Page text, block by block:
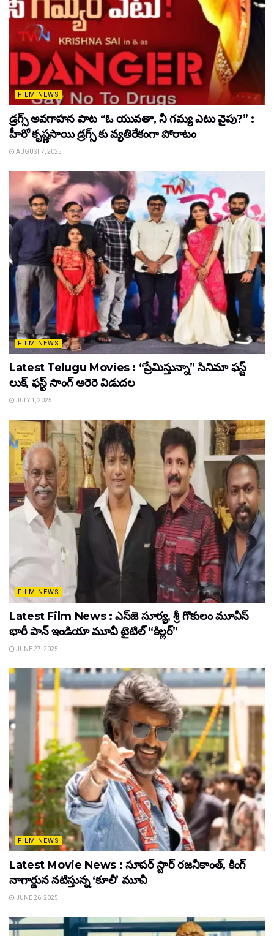
FILM NEWS
డ్రగ్స్ అవగాహన పాట “ఓ యువతా, నీ గమ్య ఎటు వైపు?” :
హీరో కృష్ణసాయి డ్రగ్స్ కు వ్యతిరేకంగా పోరాటం
AUGUST 7, 2025
FILM NEWS
Latest Telugu Movies : “ప్రేమిస్తున్నా” సినిమా ఫస్ట్
లుక్, ఫస్ట్ సాంగ్ అరెరె విడుదల
JULY 1, 2025
FILM NEWS
Latest Film News : ఎస్‌జె సూర్య, శ్రీ గొకులం మూవీస్‌
భారీ పాన్‌ ఇండియా మూవీ టైటిల్ “కిల్లర్”
JUNE 27, 2025
FILM NEWS
Latest Movie News : సూపర్ స్టార్ రజనీకాంత్, కింగ్
నాగార్జున నటిస్తున్న ‘కూలీ’ మూవీ
JUNE 26, 2025